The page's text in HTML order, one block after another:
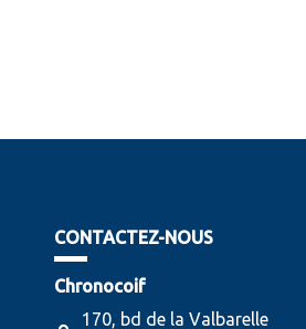
CONTACTEZ-NOUS
Chronocoif
170, bd de la Valbarelle